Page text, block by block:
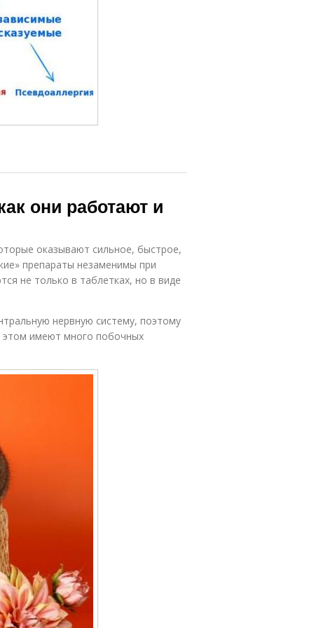
они работают и
оказывают сильное, быстрое,
препараты незаменимы при
не только в таблетках, но в виде
нервную систему, поэтому
этом имеют много побочных